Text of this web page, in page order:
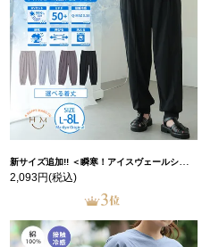
新サイズ追加!! ＜瞬寒！アイスヴェールシリーズ＞ 美脚 ジョガーパンツ 【ウェストゴム】 【ストレッチ】 | 大きいサイズの通販ならハッピーマリリン
2,093円(税込)